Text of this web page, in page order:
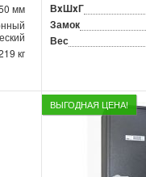
мм
кг
ВxШxГ
Замок
Вес
ВЫГОДНАЯ ЦЕНА!